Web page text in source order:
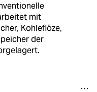
mit
Kohleflöze,
der